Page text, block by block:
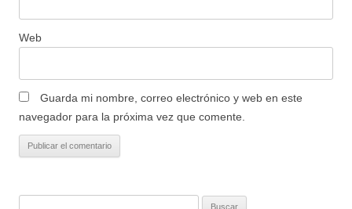
Web
Guarda mi nombre, correo electrónico y web en este
navegador para la próxima vez que comente.